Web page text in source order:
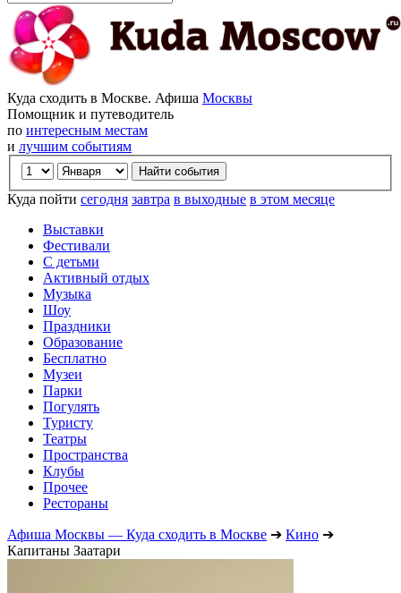
Куда сходить в Москве. Афиша Москвы
Помощник и путеводитель
по интересным местам
и лучшим событиям
Куда пойти сегодня завтра в выходные в этом месяце
Выставки
Фестивали
С детьми
Активный отдых
Музыка
Шоу
Праздники
Образование
Бесплатно
Музеи
Парки
Погулять
Туристу
Театры
Пространства
Клубы
Прочее
Рестораны
Афиша Москвы — Куда сходить в Москве ➔ Кино ➔
Капитаны Заатари